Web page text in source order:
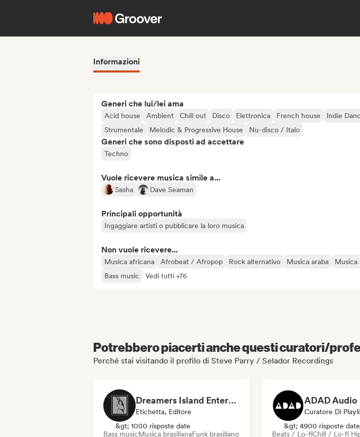
Informazioni
Generi che lui/lei ama
Acid house Ambient Chill out Disco Elettronica French house
Indie
Strumentale
Melodic & Progressive House Nu-disco / Italo
Generi che sono disposti ad accettare
Techno
Vuole ricevere musica simile a...
Sasha Dave Seaman
Principali opportunità
Ingaggiare artisti o pubblicare la loro musica
Non vuole ricevere...
Musica africana Afrobeat / Afropop Rock alternativo Musica araba
Musica
Bass music
Vedi tutti +76
Potrebbero piacerti anche questi curatori/
Perché stai visitando il profilo di Steve Parry / Selador Recordings
Dreamers Island Entertainment
Etichetta, Editore
&gt; 1000 risposte date
Bass musicMusica brasilianaFunk brasiliano
ADAD Audio
Curatore Di
&gt; 4900 risposte date
Beats / Lo-fiChill / Lo-fi